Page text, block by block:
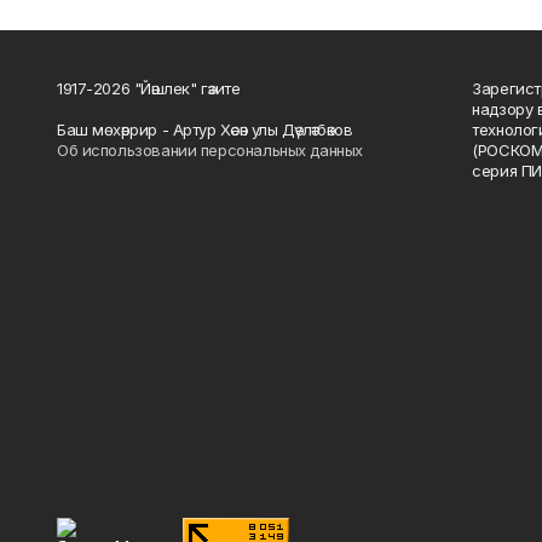
1917-2026 "Йәшлек" гәзите
Баш мөхәррир - Артур Хәсән улы Дәүләтбәков
Об использовании персональных данных
надзору
серия